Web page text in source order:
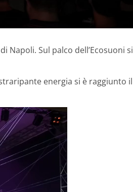
Napoli. Sul palco dell’Ecosuoni si
energia si è raggiunto il